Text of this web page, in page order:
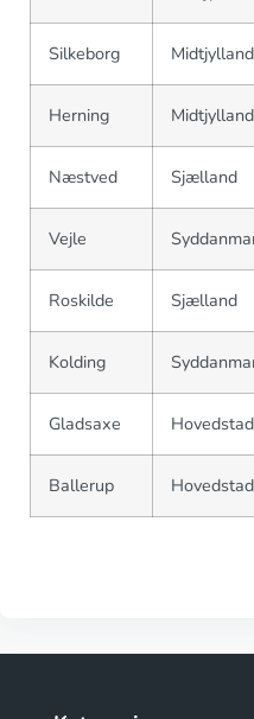
Silkeborg Midtjylland
Herning Midtjylland
Næstved Sjælland
Vejle
Roskilde Sjælland
Kolding
Gladsaxe
Ballerup